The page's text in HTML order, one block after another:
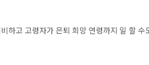
하고 고령자가 은퇴 희망 연령까지 일 할